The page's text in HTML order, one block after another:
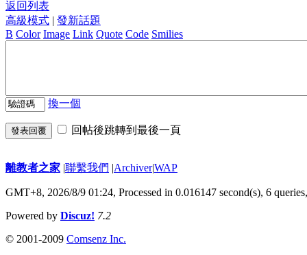
返回列表
高級模式 | 發新話題
B Color Image Link Quote Code Smilies
換一個
發表回覆 回帖後跳轉到最後一頁
離教者之家 |聯繫我們 |Archiver|WAP
GMT+8, 2026/8/9 01:24, Processed in 0.016147 second(s), 6
Powered by Discuz! 7.2
© 2001-2009 Comsenz Inc.